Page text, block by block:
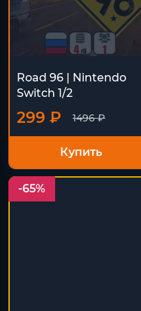
Road 96 | Nintendo
Switch 1/2
1496 ₽
299 ₽
Купить
-65%